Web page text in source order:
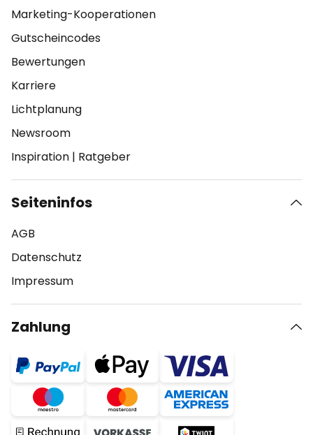
Marketing-Kooperationen
Gutscheincodes
Bewertungen
Karriere
Lichtplanung
Newsroom
Inspiration | Ratgeber
Seiteninfos
AGB
Datenschutz
Impressum
Zahlung